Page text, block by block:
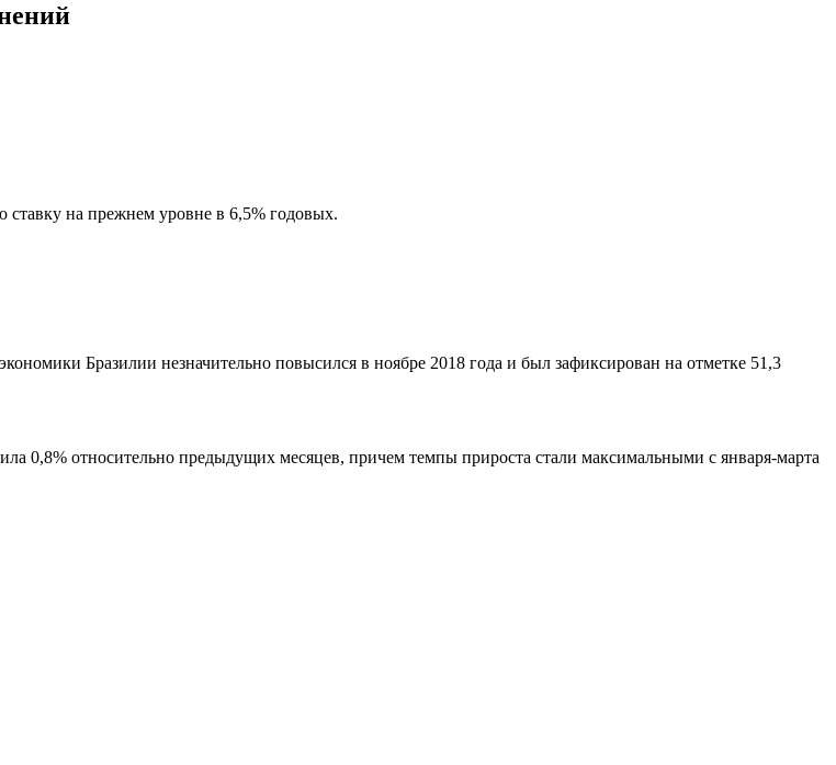
ставку на прежнем уровне в 6,5% годовых.
Бразилии незначительно повысился в ноябре 2018 года и был зафиксирован на отметке 51,3
0,8% относительно предыдущих месяцев, причем темпы прироста стали максимальными с января-марта